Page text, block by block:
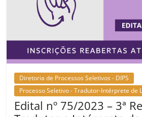
Diretoria de Processos Seletivos - DIPS
Processo Seletivo - Tradutor-Intérprete de
Edital nº 75/2023 – 3ª